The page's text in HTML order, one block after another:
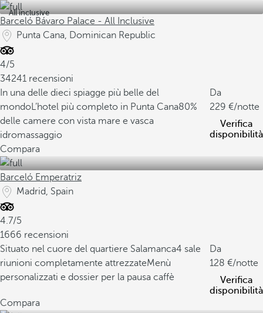
All inclusive
Barceló Bávaro Palace - All Inclusive
Punta Cana, Dominican Republic
4/5
34241 recensioni
In una delle dieci spiagge più belle del
mondoL’hotel più completo in Punta Cana80%
delle camere con vista mare e vasca
idromassaggio
Da
229
/notte
Verifica
disponibilità
Compara
Barceló Emperatriz
Madrid, Spain
4.7/5
1666 recensioni
Situato nel cuore del quartiere Salamanca4 sale
riunioni completamente attrezzateMenù
personalizzati e dossier per la pausa caffè
Da
128
/notte
Verifica
disponibilità
Compara